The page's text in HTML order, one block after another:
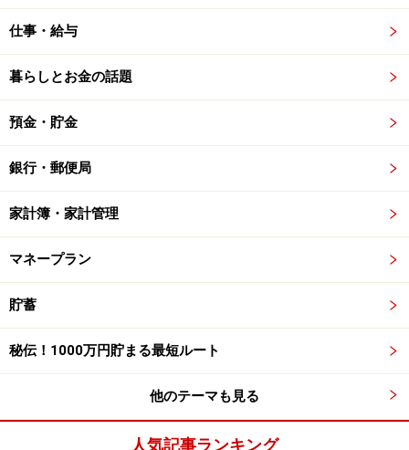
仕事・給与
暮らしとお金の話題
預金・貯金
銀行・郵便局
家計簿・家計管理
マネープラン
貯蓄
秘伝！1000万円貯まる最短ルート
他のテーマも見る
人気記事ランキング